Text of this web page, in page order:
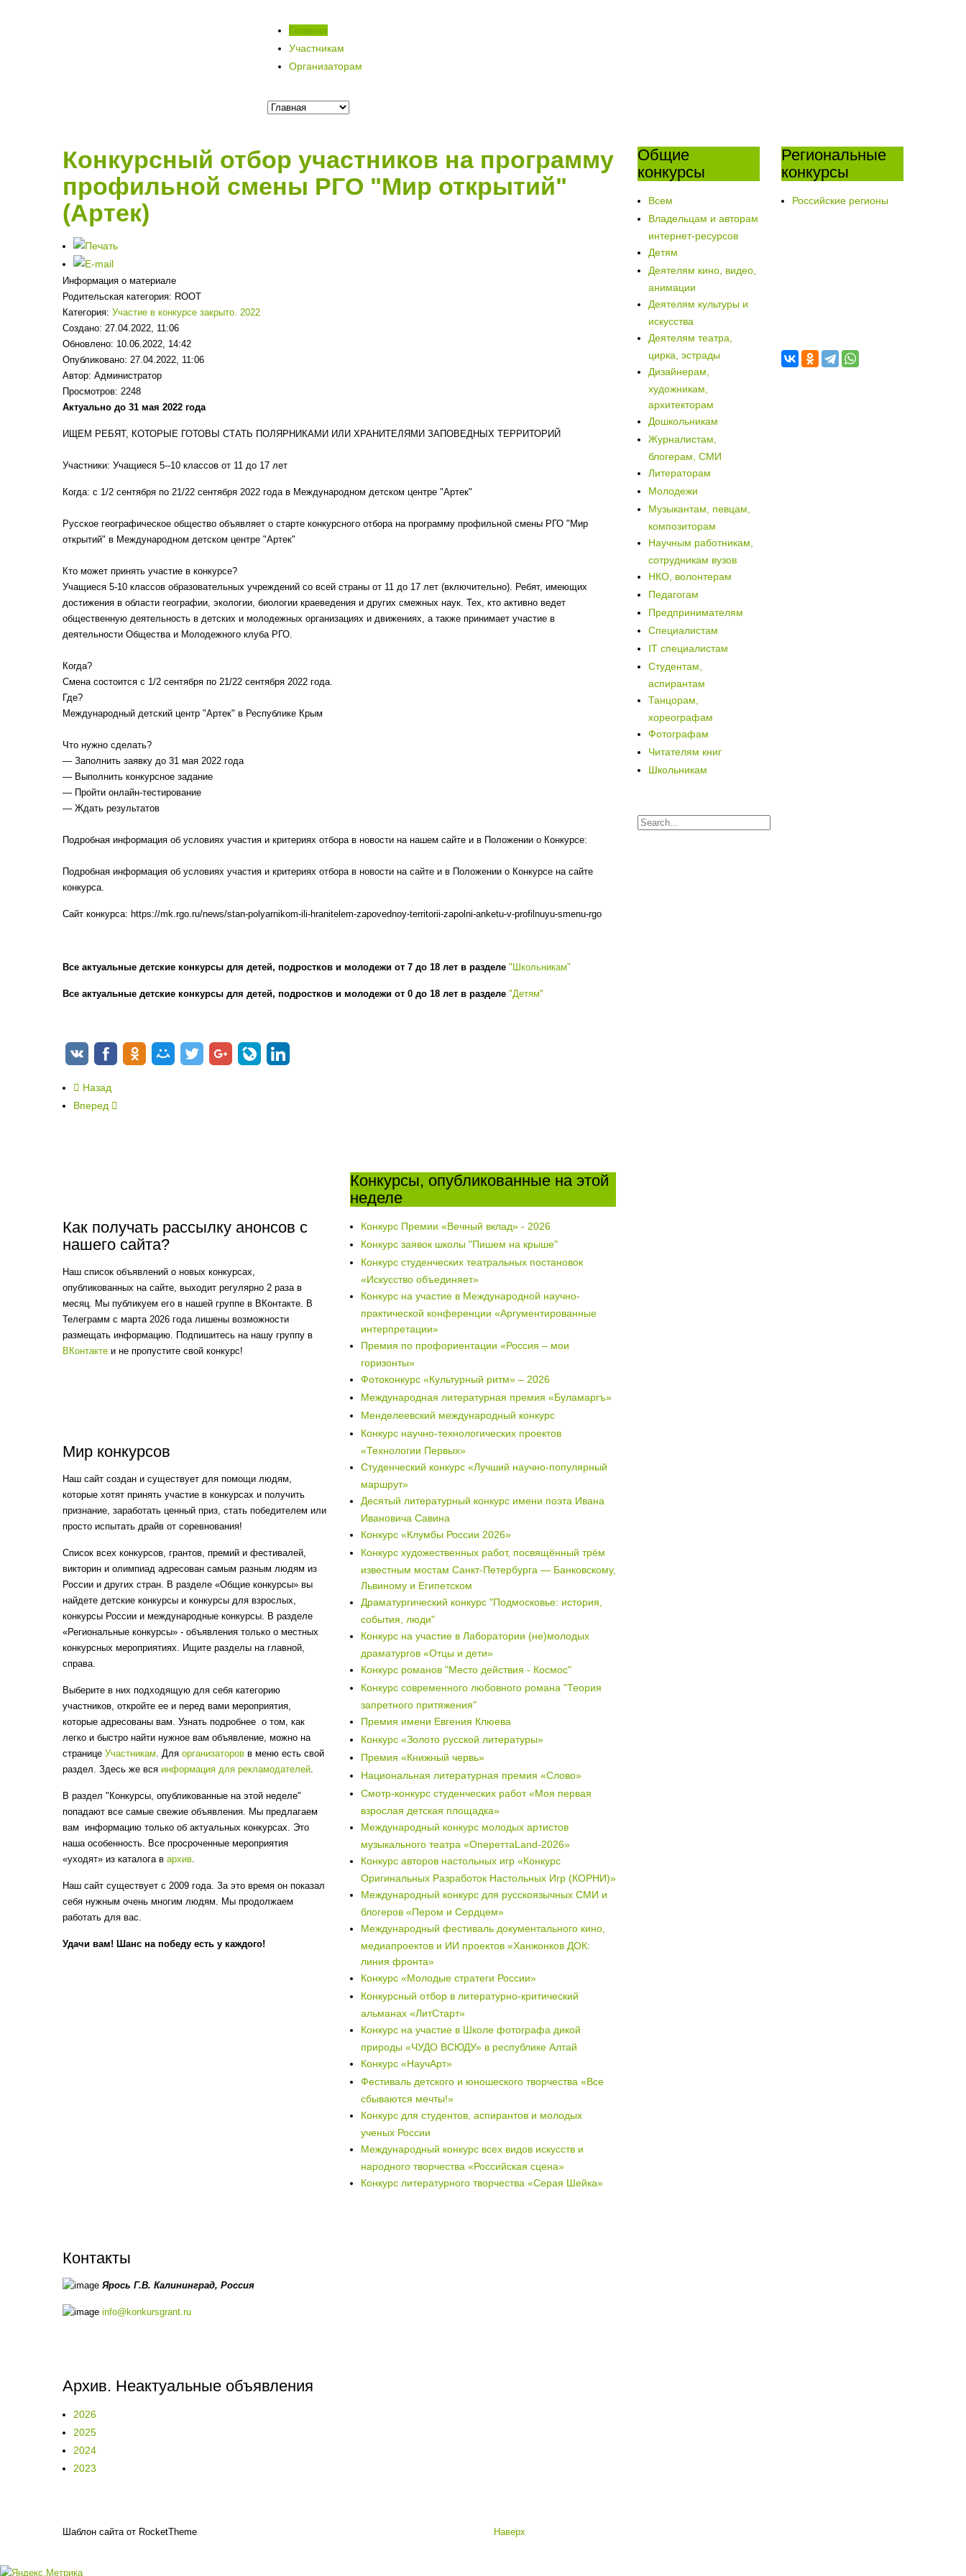
Главная
Участникам
Организаторам
Конкурсный отбор участников на программу
профильной смены РГО "Мир открытий"
(Артек)
Информация о материале
Родительская категория: ROOT
Категория: Участие в конкурсе закрыто. 2022
Создано: 27.04.2022, 11:06
Обновлено: 10.06.2022, 14:42
Опубликовано: 27.04.2022, 11:06
Автор: Администратор
Просмотров: 2248
Актуально до 31 мая 2022 года
ИЩЕМ РЕБЯТ, КОТОРЫЕ ГОТОВЫ СТАТЬ ПОЛЯРНИКАМИ ИЛИ ХРАНИТЕЛЯМИ ЗАПОВЕДНЫХ ТЕРРИТОРИЙ
Участники: Учащиеся 5--10 классов от 11 до 17 лет
Когда: с 1/2 сентября по 21/22 сентября 2022 года в Международном детском центре "Артек"
Русское географическое общество объявляет о старте конкурсного отбора на программу профильной смены РГО "Мир
открытий" в Международном детском центре "Артек"
Кто может принять участие в конкурсе?
Учащиеся 5-10 классов образовательных учреждений со всей страны от 11 до 17 лет (включительно). Ребят, имеющих
достижения в области географии, экологии, биологии краеведения и других смежных наук. Тех, кто активно ведет
общественную деятельность в детских и молодежных организациях и движениях, а также принимает участие в
деятельности Общества и Молодежного клуба РГО.
Когда?
Смена состоится с 1/2 сентября по 21/22 сентября 2022 года.
Где?
Международный детский центр "Артек" в Республике Крым
Что нужно сделать?
— Заполнить заявку до 31 мая 2022 года
— Выполнить конкурсное задание
— Пройти онлайн-тестирование
— Ждать результатов
Подробная информация об условиях участия и критериях отбора в новости на нашем сайте и в Положении о Конкурсе:
Подробная информация об условиях участия и критериях отбора в новости на сайте и в Положении о Конкурсе на сайте
конкурса.
Сайт конкурса: https://mk.rgo.ru/news/stan-polyarnikom-ili-hranitelem-zapovednoy-territorii-zapolni-anketu-v-profilnuyu-smenu-rgo
Все актуальные детские конкурсы для детей, подростков и молодежи от 7 до 18 лет в разделе "Школьникам"
Все актуальные детские конкурсы для детей, подростков и молодежи от 0 до 18 лет в разделе "Детям"
Назад
Вперед
Как получать рассылку анонсов с
нашего сайта?
Наш список объявлений о новых конкурсах,
опубликованных на сайте, выходит регулярно 2 раза в
месяц. Мы публикуем его в нашей группе в ВКонтакте. В
Телеграмм с марта 2026 года лишены возможности
размещать информацию. Подпишитесь на нашу группу в
ВКонтакте и не пропустите свой конкурс!
Мир конкурсов
Наш сайт создан и существует для помощи людям,
которые хотят принять участие в конкурсах и получить
признание, заработать ценный приз, стать победителем или
просто испытать драйв от соревнования!
Список всех конкурсов, грантов, премий и фестивалей,
викторин и олимпиад адресован самым разным людям из
России и других стран. В разделе «Общие конкурсы» вы
найдете детские конкурсы и конкурсы для взрослых,
конкурсы России и международные конкурсы. В разделе
«Региональные конкурсы» - объявления только о местных
конкурсных мероприятиях. Ищите разделы на главной,
справа.
Выберите в них подходящую для себя категорию
участников, откройте ее и перед вами мероприятия,
которые адресованы вам. Узнать подробнее о том, как
легко и быстро найти нужное вам объявление, можно на
странице Участникам. Для организаторов в меню есть свой
раздел. Здесь же вся информация для рекламодателей.
В раздел "Конкурсы, опубликованные на этой неделе"
попадают все самые свежие объявления. Мы предлагаем
вам информацию только об актуальных конкурсах. Это
наша особенность. Все просроченные мероприятия
«уходят» из каталога в архив.
Наш сайт существует с 2009 года. За это время он показал
себя нужным очень многим людям. Мы продолжаем
работать для вас.
Удачи вам! Шанс на победу есть у каждого!
Конкурсы, опубликованные на этой
неделе
Конкурс Премии «Вечный вклад» - 2026
Конкурс заявок школы "Пишем на крыше"
Конкурс студенческих театральных постановок
«Искусство объединяет»
Конкурс на участие в Международной научно-
практической конференции «Аргументированные
интерпретации»
Премия по профориентации «Россия – мои
горизонты»
Фотоконкурс «Культурный ритм» – 2026
Международная литературная премия «Буламаргъ»
Менделеевский международный конкурс
Конкурс научно-технологических проектов
«Технологии Первых»
Студенческий конкурс «Лучший научно-популярный
маршрут»
Десятый литературный конкурс имени поэта Ивана
Ивановича Савина
Конкурс «Клумбы России 2026»
Конкурс художественных работ, посвящённый трём
известным мостам Санкт-Петербурга — Банковскому,
Львиному и Египетском
Драматургический конкурс "Подмосковье: история,
события, люди"
Конкурс на участие в Лаборатории (не)молодых
драматургов «Отцы и дети»
Конкурс романов "Место действия - Космос"
Конкурс современного любовного романа "Теория
запретного притяжения"
Премия имени Евгения Клюева
Конкурс «Золото русской литературы»
Премия «Книжный червь»
Национальная литературная премия «Слово»
Смотр-конкурс студенческих работ «Моя первая
взрослая детская площадка»
Международный конкурс молодых артистов
музыкального театра «ОпереттаLand-2026»
Конкурс авторов настольных игр «Конкурс
Оригинальных Разработок Настольных Игр (КОРНИ)»
Международный конкурс для русскоязычных СМИ и
блогеров «Пером и Сердцем»
Международный фестиваль документального кино,
медиапроектов и ИИ проектов «Ханжонков ДОК:
линия фронта»
Конкурс «Молодые стратеги России»
Конкурсный отбор в литературно-критический
альманах «ЛитСтарт»
Конкурс на участие в Школе фотографа дикой
природы «ЧУДО ВСЮДУ» в республике Алтай
Конкурс «НаучАрт»
Фестиваль детского и юношеского творчества «Все
сбываются мечты!»
Конкурс для студентов, аспирантов и молодых
ученых России
Международный конкурс всех видов искусств и
народного творчества «Российская сцена»
Конкурс литературного творчества «Серая Шейка»
Общие
конкурсы
Всем
Владельцам и авторам
интернет-ресурсов
Детям
Деятелям кино, видео,
анимации
Деятелям культуры и
искусства
Деятелям театра,
цирка, эстрады
Дизайнерам,
художникам,
архитекторам
Дошкольникам
Журналистам,
блогерам, СМИ
Литераторам
Молодежи
Музыкантам, певцам,
композиторам
Научным работникам,
сотрудникам вузов
НКО, волонтерам
Педагогам
Предпринимателям
Специалистам
IT специалистам
Студентам,
аспирантам
Танцорам,
хореографам
Фотографам
Читателям книг
Школьникам
Региональные
конкурсы
Российские регионы
Контакты
Ярось Г.В. Калининград, Россия
info@konkursgrant.ru
Архив. Неактуальные объявления
2026
2025
2024
2023
Шаблон сайта от RocketTheme Наверх